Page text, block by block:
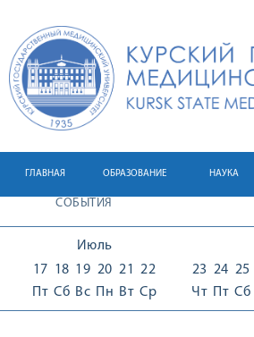
ГЛАВНАЯ ОБРАЗОВАНИЕ НАУКА
СОБЫТИЯ
Июль
17
Пт
18
Сб
19
Вс
20
Пн
21
Вт
22
Ср
23
Чт
24
Пт
25
Сб